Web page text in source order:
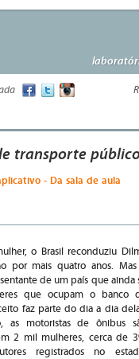
transporte
- Da sala de aula
o Brasil reconduziu
por mais quatro anos.
de um país que ainda
que ocupam o banco
faz parte do dia a dia
as motoristas de ônibus
2 mil mulheres, cerca de
registrados no